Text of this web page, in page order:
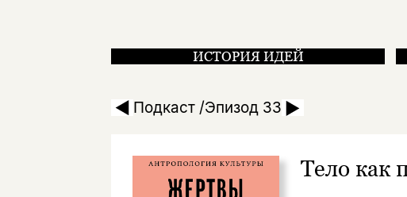
ИСТОРИЯ ИДЕЙ
Тело как предмет
Подкаст /Эпизод 33
Тело как